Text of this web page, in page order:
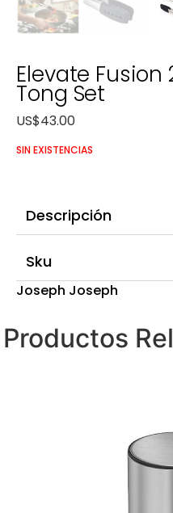
Elevate Fusion
Tong Set
US$43.00
SIN EXISTENCIAS
Descripción
Sku
Joseph Joseph
Productos